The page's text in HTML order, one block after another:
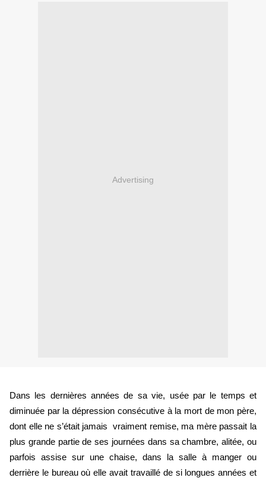
Advertising
Dans les dernières années de sa vie, usée par le temps et
diminuée par la dépression consécutive à la mort de mon père,
dont elle ne s’était jamais  vraiment remise, ma mère passait la
plus grande partie de ses journées dans sa chambre, alitée, ou
parfois assise sur une chaise, dans la salle à manger ou
derrière le bureau où elle avait travaillé de si longues années et